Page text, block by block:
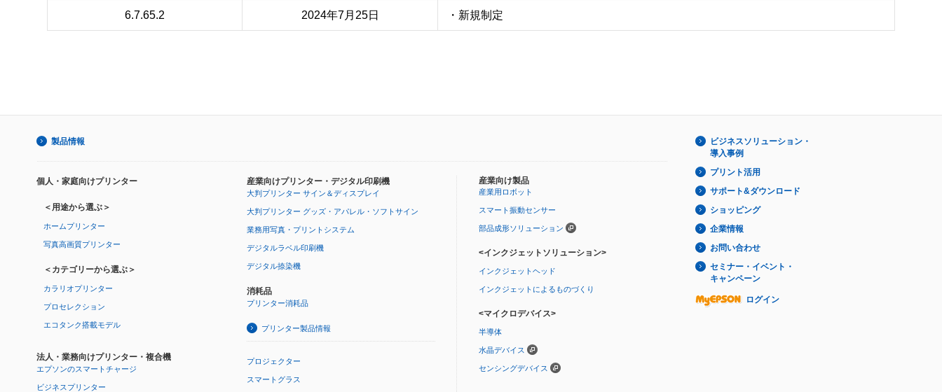
6.7.65.2 2024年7月25日 ・新規制定
製品情報
個人・家庭向けプリンター
＜用途から選ぶ＞
ホームプリンター
写真高画質プリンター
＜カテゴリーから選ぶ＞
カラリオプリンター
プロセレクション
エコタンク搭載モデル
法人・業務向けプリンター・複合機
エプソンのスマートチャージ
ビジネスプリンター
産業向けプリンター・デジタル印刷機
大判プリンター サイン＆ディスプレイ
大判プリンター グッズ・アパレル・ソフトサイン
業務用写真・プリントシステム
デジタルラベル印刷機
デジタル捺染機
消耗品
プリンター消耗品
プリンター製品情報
プロジェクター
スマートグラス
産業向け製品
産業用ロボット
スマート振動センサー
部品成形ソリューション
<インクジェットソリューション>
インクジェットヘッド
インクジェットによるものづくり
<マイクロデバイス>
半導体
水晶デバイス
センシングデバイス
ビジネスソリューション・
導入事例
プリント活用
サポート&ダウンロード
ショッピング
企業情報
お問い合わせ
セミナー・イベント・
キャンペーン
ログイン